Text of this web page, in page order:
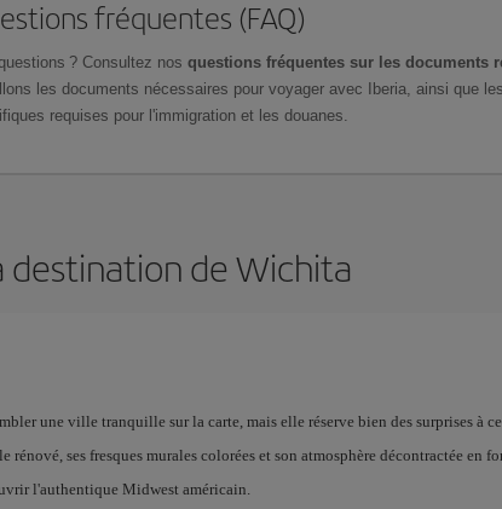
fréquentes (FAQ)
? Consultez nos questions fréquentes sur les documents
les documents nécessaires pour voyager avec Iberia, ainsi que
requises pour l'immigration et les douanes.
de Wichita
une ville tranquille sur la carte, mais elle réserve bien des surprises à
rénové, ses fresques murales colorées et son atmosphère décontractée en
l'authentique Midwest américain.